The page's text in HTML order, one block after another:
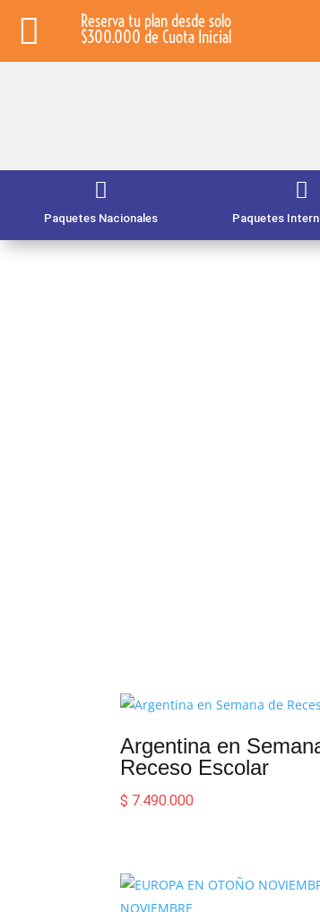
 Reserva tu plan desde solo
$300.000 de Cuota Inicial

Paquetes Nacionales

Paquetes
Argentina en
Receso Escolar
$ 7.490.000